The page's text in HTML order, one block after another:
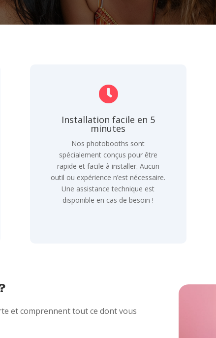

Installation facile en 5
minutes
Nos photobooths sont
spécialement conçus pour être
rapide et facile à installer. Aucun
outil ou expérience n’est nécessaire.
Une assistance technique est
disponible en cas de besoin !
et comprennent tout ce dont vous